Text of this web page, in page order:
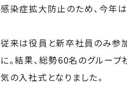
感染症拡大防止のため、今年
従来は役員と新卒社員のみ参
に。結果、総勢60名のグルー
気の入社式となりました。